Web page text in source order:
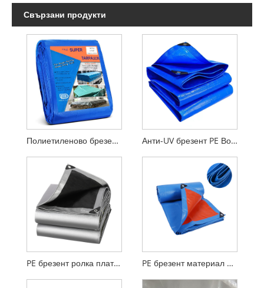
Свързани продукти
Полиетиленово брезентово платно Многоцелево средно тежко водоустойчиво тежкотоварно ветроустойчиво полиетиленово платно Анти-UV брезент PE Водоустойчив камион Cargo Cover PE брезент
PE брезент ролка плат поли завършени листове HDPE брезент PE брезент материал ролки